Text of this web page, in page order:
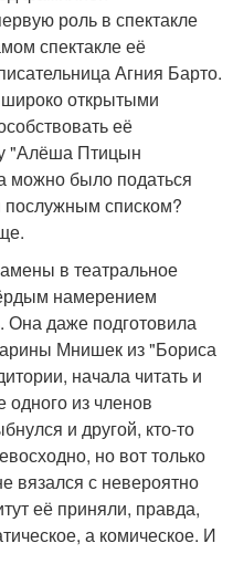
роль в спектакле
спектакле её
Агния Барто.
открытыми
её
"Алёша Птицын
можно было податься
списком?
в театральное
намерением
Она даже подготовила
Мнишек из "Бориса
начала читать и
одного из членов
и другой, кто-то
но вот только
вязался с невероятно
её приняли, правда,
а комическое. И